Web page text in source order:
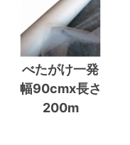
べたがけ一発
幅90cmx長さ
200m